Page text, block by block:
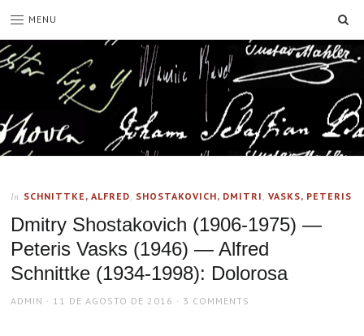
MENU
In SCHNITTKE, ALFRED, SHOSTAKOVICH, DMITRI ,VASKS, PETERIS
Dmitry Shostakovich (1906-1975) —
Peteris Vasks (1946) — Alfred
Schnittke (1934-1998): Dolorosa
AUTHOR
ADMIN
POSTED
11 DE AGOSTO DE 2016 3 COMMENTS